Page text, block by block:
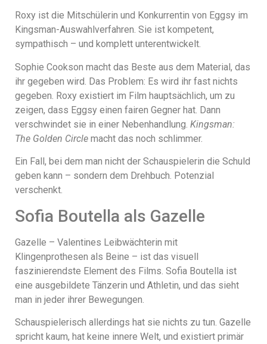
Roxy ist die Mitschülerin und Konkurrentin von Eggsy im
Kingsman-Auswahlverfahren. Sie ist kompetent,
sympathisch – und komplett unterentwickelt.
Sophie Cookson macht das Beste aus dem Material, das
ihr gegeben wird. Das Problem: Es wird ihr fast nichts
gegeben. Roxy existiert im Film hauptsächlich, um zu
zeigen, dass Eggsy einen fairen Gegner hat. Dann
verschwindet sie in einer Nebenhandlung. Kingsman:
The Golden Circle macht das noch schlimmer.
Ein Fall, bei dem man nicht der Schauspielerin die Schuld
geben kann – sondern dem Drehbuch. Potenzial
verschenkt.
Sofia Boutella als Gazelle
Gazelle – Valentines Leibwächterin mit
Klingenprothesen als Beine – ist das visuell
faszinierendste Element des Films. Sofia Boutella ist
eine ausgebildete Tänzerin und Athletin, und das sieht
man in jeder ihrer Bewegungen.
Schauspielerisch allerdings hat sie nichts zu tun. Gazelle
spricht kaum, hat keine innere Welt, und existiert primär